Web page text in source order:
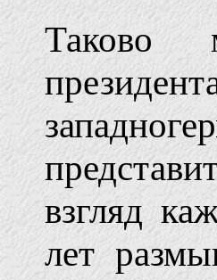
Таково
взгляд
лет